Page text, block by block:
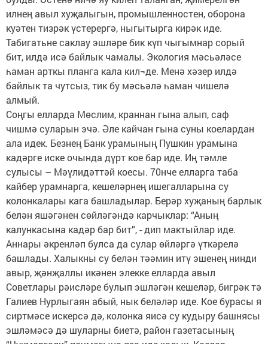
илнең авыл хуҗалыгын, промышленностен, оборона
куәтен тизрәк үстерергә, ныгытырга кирәк иде.
Табигатьне саклау эшләре бик күп чыгымнар сорый
бит, илдә исә байлык чамалы. Экология мәсьәләсе
һаман арткы планга кала кил¬де. Менә хәзер илдә
байлык та чутсыз, тик бу мәсьәлә һаман чишелә
алмый.
Соңгы елларда Мөслим, краннан гына алып, саф
чишмә суларын эчә. Әле кайчан гына суны коелардан
ала идек. Безнең Банк урамының Пушкин урамына
кадәрге иске очында дүрт кое бар иде. Иң тәмле
сулысы – Мәүлидәттәй коесы. 70нче елларга таба
кайбер урамнарга, кешеләрнең ишегалларына су
колонкалары кага башладылар. Берәр хуҗаның барлык
белән яшәгәнен сөйләгәндә карчыклар: “Аның
калункасына кадәр бар бит”, - дип мактыйлар иде.
Аннары әкренләп булса да сулар өйләргә үткәрелә
башлады. Халыкны су белән тәәмин итү эшенең нинди
авыр, җәнҗаллы икәнен элекке елларда авыл
Советлары рәисләре булып эшләгән кешеләр, бигрәк тә
Галиев Нурлыгаян абый, нык беләләр иде. Кое бурасы я
сиртмәсе искерсә дә, колонка яисә су кудыру башнясы
эшләмәсә дә шуларны биетә, район газетасының